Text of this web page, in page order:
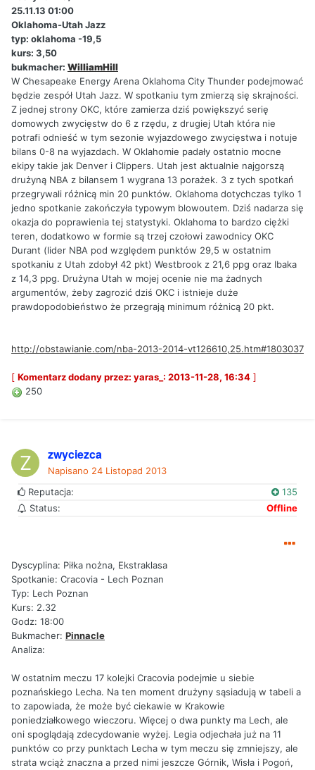
25.11.13 01:00
Oklahoma-Utah Jazz
typ: oklahoma -19,5
kurs: 3,50
bukmacher: WilliamHill
W Chesapeake Energy Arena Oklahoma City Thunder podejmować
będzie zespół Utah Jazz. W spotkaniu tym zmierzą się skrajności.
Z jednej strony OKC, które zamierza dziś powiększyć serię
domowych zwycięstw do 6 z rzędu, z drugiej Utah która nie
potrafi odnieść w tym sezonie wyjazdowego zwycięstwa i notuje
bilans 0-8 na wyjazdach. W Oklahomie padały ostatnio mocne
ekipy takie jak Denver i Clippers. Utah jest aktualnie najgorszą
drużyną NBA z bilansem 1 wygrana 13 porażek. 3 z tych spotkań
przegrywali różnicą min 20 punktów. Oklahoma dotychczas tylko 1
jedno spotkanie zakończyła typowym blowoutem. Dziś nadarza się
okazja do poprawienia tej statystyki. Oklahoma to bardzo ciężki
teren, dodatkowo w formie są trzej czołowi zawodnicy OKC
Durant (lider NBA pod względem punktów 29,5 w ostatnim
spotkaniu z Utah zdobył 42 pkt) Westbrook z 21,6 ppg oraz Ibaka
z 14,3 ppg. Drużyna Utah w mojej ocenie nie ma żadnych
argumentów, żeby zagrozić dziś OKC i istnieje duże
prawdopodobieństwo że przegrają minimum różnicą 20 pkt.
http://obstawianie.com/nba-2013-2014-vt126610,25.htm#1803037
[ Komentarz dodany przez: yaras_: 2013-11-28, 16:34 ]
250
zwyciezca
Napisano 24 Listopad 2013
Reputacja:
135
Status:
Offline
Dyscyplina: Piłka nożna, Ekstraklasa
Spotkanie: Cracovia - Lech Poznan
Typ: Lech Poznan
Kurs: 2.32
Godz: 18:00
Bukmacher: Pinnacle
Analiza:
W ostatnim meczu 17 kolejki Cracovia podejmie u siebie
poznańskiego Lecha. Na ten moment drużyny sąsiadują w tabeli a
to zapowiada, że może być ciekawie w Krakowie
poniedziałkowego wieczoru. Więcej o dwa punkty ma Lech, ale
oni spoglądają zdecydowanie wyżej. Legia odjechała już na 11
punktów co przy punktach Lecha w tym meczu się zmniejszy, ale
strata wciąż znaczna a przed nimi jeszcze Górnik, Wisła i Pogoń,